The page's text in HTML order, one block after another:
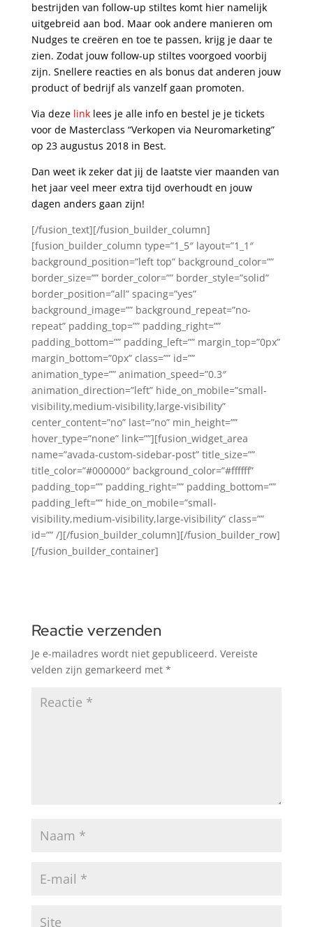
bestrijden van follow-up stiltes komt hier namelijk
uitgebreid aan bod. Maar ook andere manieren om
Nudges te creëren en toe te passen, krijg je daar te
zien. Zodat jouw follow-up stiltes voorgoed voorbij
zijn. Snellere reacties en als bonus dat anderen jouw
product of bedrijf als vanzelf gaan promoten.
Via deze link lees je alle info en bestel je je tickets
voor de Masterclass “Verkopen via Neuromarketing”
op 23 augustus 2018 in Best.
Dan weet ik zeker dat jij de laatste vier maanden van
het jaar veel meer extra tijd overhoudt en jouw
dagen anders gaan zijn!
[/fusion_text][/fusion_builder_column]
[fusion_builder_column type=”1_5″ layout=”1_1″
background_position=”left top” background_color=””
border_size=”” border_color=”” border_style=”solid”
border_position=”all” spacing=”yes”
background_image=”” background_repeat=”no-
repeat” padding_top=”” padding_right=””
padding_bottom=”” padding_left=”” margin_top=”0px”
margin_bottom=”0px” class=”” id=””
animation_type=”” animation_speed=”0.3″
animation_direction=”left” hide_on_mobile=”small-
visibility,medium-visibility,large-visibility”
center_content=”no” last=”no” min_height=””
hover_type=”none” link=””][fusion_widget_area
name=”avada-custom-sidebar-post” title_size=””
title_color=”#000000″ background_color=”#ffffff”
padding_top=”” padding_right=”” padding_bottom=””
padding_left=”” hide_on_mobile=”small-
visibility,medium-visibility,large-visibility” class=””
id=”” /][/fusion_builder_column][/fusion_builder_row]
[/fusion_builder_container]
Reactie verzenden
Je e-mailadres wordt niet gepubliceerd. Vereiste
velden zijn gemarkeerd met *